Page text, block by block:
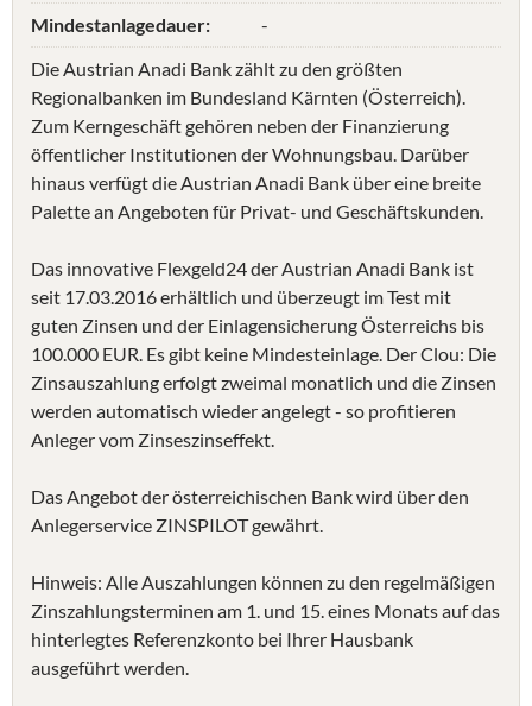
Mindestanlagedauer:
-
Die Austrian Anadi Bank zählt zu den größten
Regionalbanken im Bundesland Kärnten (Österreich).
Zum Kerngeschäft gehören neben der Finanzierung
öffentlicher Institutionen der Wohnungsbau. Darüber
hinaus verfügt die Austrian Anadi Bank über eine breite
Palette an Angeboten für Privat- und Geschäftskunden.
Das innovative Flexgeld24 der Austrian Anadi Bank ist
seit 17.03.2016 erhältlich und überzeugt im Test mit
guten Zinsen und der Einlagensicherung Österreichs bis
100.000 EUR. Es gibt keine Mindesteinlage. Der Clou: Die
Zinsauszahlung erfolgt zweimal monatlich und die Zinsen
werden automatisch wieder angelegt - so profitieren
Anleger vom Zinseszinseffekt.
Das Angebot der österreichischen Bank wird über den
Anlegerservice ZINSPILOT gewährt.
Hinweis: Alle Auszahlungen können zu den regelmäßigen
Zinszahlungsterminen am 1. und 15. eines Monats auf das
hinterlegtes Referenzkonto bei Ihrer Hausbank
ausgeführt werden.